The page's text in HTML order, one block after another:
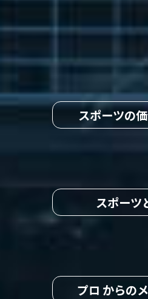
スポーツの
スポーツ
プロ からの